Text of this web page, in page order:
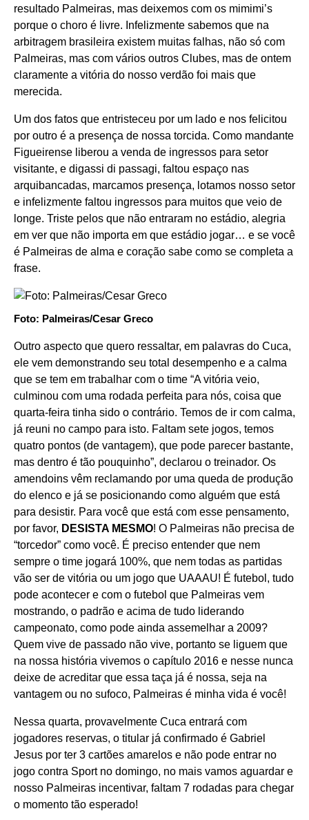
resultado Palmeiras, mas deixemos com os mimimi’s
porque o choro é livre. Infelizmente sabemos que na
arbitragem brasileira existem muitas falhas, não só com
Palmeiras, mas com vários outros Clubes, mas de ontem
claramente a vitória do nosso verdão foi mais que
merecida.
Um dos fatos que entristeceu por um lado e nos felicitou
por outro é a presença de nossa torcida. Como mandante
Figueirense liberou a venda de ingressos para setor
visitante, e digassi di passagi, faltou espaço nas
arquibancadas, marcamos presença, lotamos nosso setor
e infelizmente faltou ingressos para muitos que veio de
longe. Triste pelos que não entraram no estádio, alegria
em ver que não importa em que estádio jogar… e se você
é Palmeiras de alma e coração sabe como se completa a
frase.
Foto: Palmeiras/Cesar Greco
Outro aspecto que quero ressaltar, em palavras do Cuca,
ele vem demonstrando seu total desempenho e a calma
que se tem em trabalhar com o time “A vitória veio,
culminou com uma rodada perfeita para nós, coisa que
quarta-feira tinha sido o contrário. Temos de ir com calma,
já reuni no campo para isto. Faltam sete jogos, temos
quatro pontos (de vantagem), que pode parecer bastante,
mas dentro é tão pouquinho”, declarou o treinador. Os
amendoins vêm reclamando por uma queda de produção
do elenco e já se posicionando como alguém que está
para desistir. Para você que está com esse pensamento,
por favor, DESISTA MESMO! O Palmeiras não precisa de
“torcedor” como você. É preciso entender que nem
sempre o time jogará 100%, que nem todas as partidas
vão ser de vitória ou um jogo que UAAAU! É futebol, tudo
pode acontecer e com o futebol que Palmeiras vem
mostrando, o padrão e acima de tudo liderando
campeonato, como pode ainda assemelhar a 2009?
Quem vive de passado não vive, portanto se liguem que
na nossa história vivemos o capítulo 2016 e nesse nunca
deixe de acreditar que essa taça já é nossa, seja na
vantagem ou no sufoco, Palmeiras é minha vida é você!
Nessa quarta, provavelmente Cuca entrará com
jogadores reservas, o titular já confirmado é Gabriel
Jesus por ter 3 cartões amarelos e não pode entrar no
jogo contra Sport no domingo, no mais vamos aguardar e
nosso Palmeiras incentivar, faltam 7 rodadas para chegar
o momento tão esperado!